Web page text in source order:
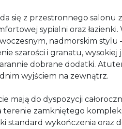
się z przestronnego salonu
sypialni oraz łazienki.
nadmorskim stylu
szarości i granatu, wysokiej
dobrane dodatki.
wyjściem na zewnątrz.
mają do dyspozycji
terenie zamkniętego
standard wykończenia oraz